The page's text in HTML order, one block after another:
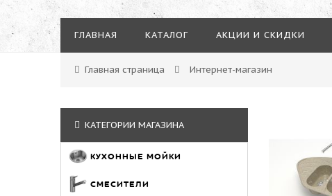
ГЛАВНАЯ КАТАЛОГ АКЦИИ И СКИДКИ
Главная страница Интернет-магазин
КАТЕГОРИИ МАГАЗИНА
КУХОННЫЕ МОЙКИ
СМЕСИТЕЛИ